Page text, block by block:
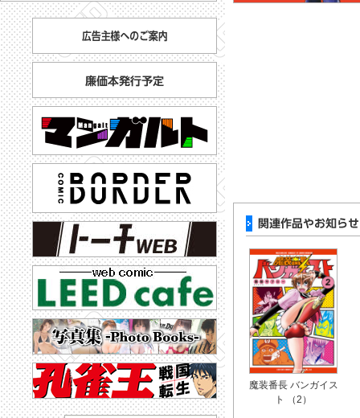
魔装番長 バンガイス
ト （2）